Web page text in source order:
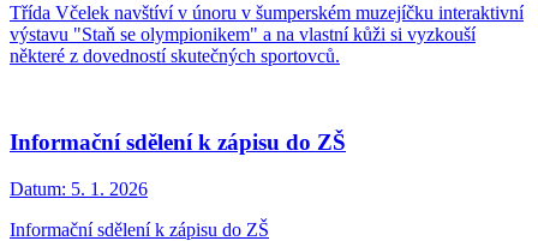
Třída Včelek navštíví v únoru v šumperském muzejíčku interaktivní
výstavu "Staň se olympionikem" a na vlastní kůži si vyzkouší
některé z dovedností skutečných sportovců.
Informační sdělení k zápisu do ZŠ
Datum: 5. 1. 2026
Informační sdělení k zápisu do ZŠ